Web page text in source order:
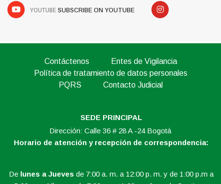
YOUTUBE SUBSCRIBE ON YOUTUBE
Contáctenos
Entes de Vigilancia
Política de tratamiento de datos personales
PQRS
Contacto Judicial
SEDE PRINCIPAL
Dirección: Calle 36 # 28 A -24 Bogotá
Horario de atención y recepción de correspondencia:
De lunes a Jueves de 7:00 a. m. a 12:00 p. m. y de 1:00 p.m a